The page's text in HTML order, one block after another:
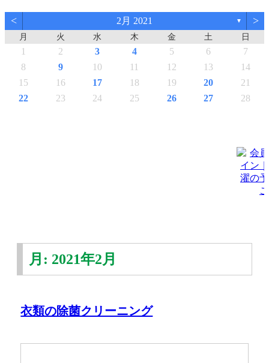
< 2月 2021 ▼ >
月 火 水 木 金 土 日
1 2 3 4 5 6
7
8
9 10 11 12 13
14
15
16 17 18 19 20
21
22
23 24 25 26 27 28
月: 2021年2月
衣類の除菌クリーニング